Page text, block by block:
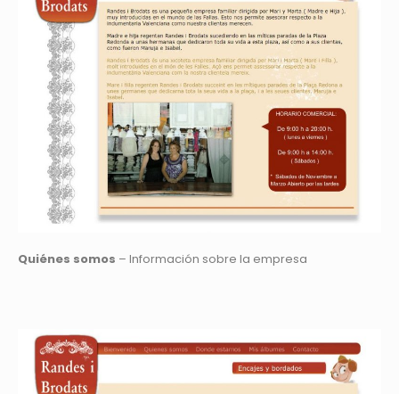
Quiénes somos – Información sobre la empresa